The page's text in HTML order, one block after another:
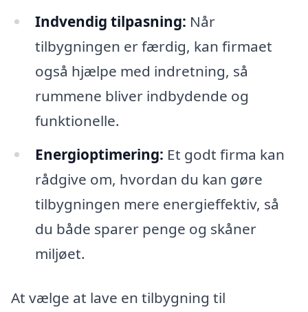
Indvendig tilpasning: Når
tilbygningen er færdig, kan firmaet
også hjælpe med indretning, så
rummene bliver indbydende og
funktionelle.
Energioptimering: Et godt firma kan
rådgive om, hvordan du kan gøre
tilbygningen mere energieffektiv, så
du både sparer penge og skåner
miljøet.
At vælge at lave en tilbygning til